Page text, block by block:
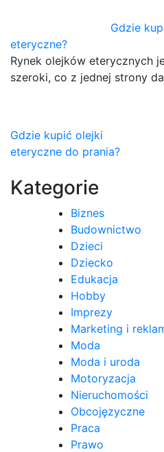
Gdzie
eteryczne?
Rynek olejków eterycznych
szeroki, co z jednej strony
Nawigacja
wpisu
Gdzie kupić olejki
eteryczne do prania?
Kategorie
Biznes
Budownictwo
Dzieci
Dziecko
Edukacja
Hobby
Imprezy
Marketing i
Moda
Moda i uroda
Motoryzacja
Nieruchomości
Obcojęzyczne
Praca
Prawo